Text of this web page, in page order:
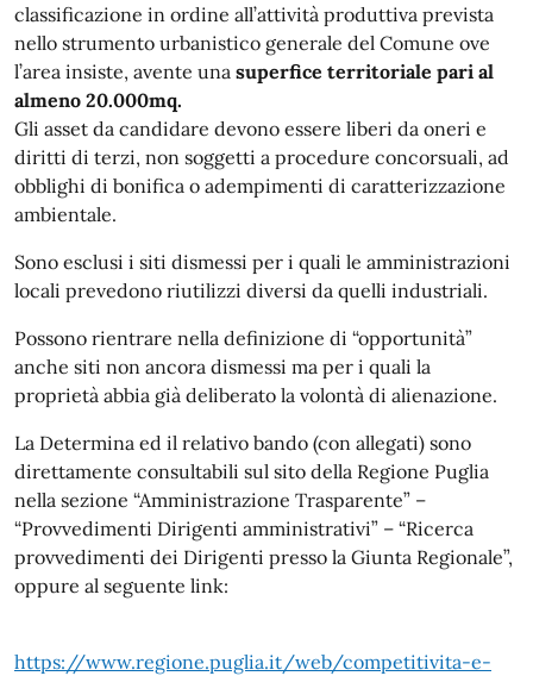
classificazione in ordine all’attività produttiva prevista
nello strumento urbanistico generale del Comune ove
l’area insiste, avente una superfice territoriale pari al
almeno 20.000mq.
Gli asset da candidare devono essere liberi da oneri e
diritti di terzi, non soggetti a procedure concorsuali, ad
obblighi di bonifica o adempimenti di caratterizzazione
ambientale.
Sono esclusi i siti dismessi per i quali le amministrazioni
locali prevedono riutilizzi diversi da quelli industriali.
Possono rientrare nella definizione di “opportunità”
anche siti non ancora dismessi ma per i quali la
proprietà abbia già deliberato la volontà di alienazione.
La Determina ed il relativo bando (con allegati) sono
direttamente consultabili sul sito della Regione Puglia
nella sezione “Amministrazione Trasparente” –
“Provvedimenti Dirigenti amministrativi” – “Ricerca
provvedimenti dei Dirigenti presso la Giunta Regionale”,
oppure al seguente link:
https://www.regione.puglia.it/web/competitivita-e-